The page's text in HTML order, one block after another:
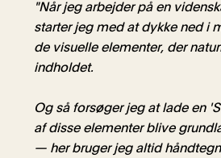
"Når jeg arbejder på en
starter jeg med at dykke ned i
de visuelle elementer, der
indholdet.
Og så forsøger jeg at lade en
af disse elementer blive
— her bruger jeg altid